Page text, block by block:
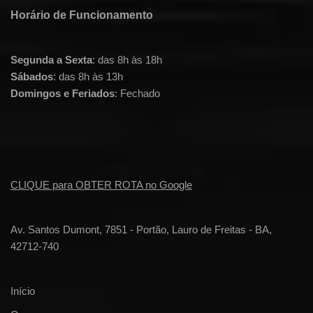
Horário de Funcionamento
Segunda a Sexta: das 8h às 18h
Sábados: das 8h às 13h
Domingos e Feriados: Fechado
CLIQUE para OBTER ROTA no Google
Av. Santos Dumont, 7851 - Portão, Lauro de Freitas - BA,
42712-740
Início